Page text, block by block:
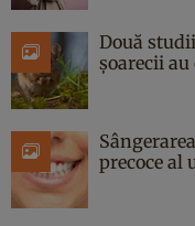
Două
șoarecii
precoce al